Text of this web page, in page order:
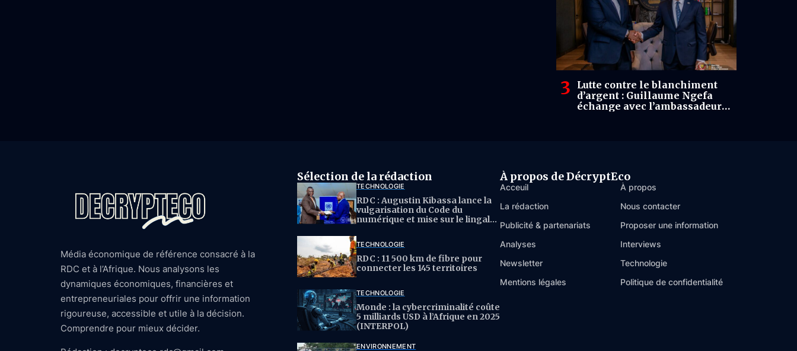
Lutte contre le blanchiment
d’argent : Guillaume Ngefa
échange avec l’ambassadeur
Média économique de référence consacré à la
RDC et à l’Afrique. Nous analysons les
dynamiques économiques, financières et
entrepreneuriales pour offrir une information
rigoureuse, accessible et utile à la décision.
Comprendre pour mieux décider.
Sélection de la rédaction
TECHNOLOGIE
RDC : Augustin Kibassa lance la
vulgarisation du Code du
numérique et mise sur le lingala
TECHNOLOGIE
RDC : 11 500 km de fibre pour
connecter les 145 territoires
TECHNOLOGIE
Monde : la cybercriminalité coûte
5 milliards USD à l’Afrique en 2025
(INTERPOL)
ENVIRONNEMENT
À propos de DécryptEco
Acceuil
À propos
La rédaction
Nous contacter
Publicité & partenariats
Proposer une information
Analyses
Interviews
Newsletter
Technologie
Mentions légales
Politique de confidentialité